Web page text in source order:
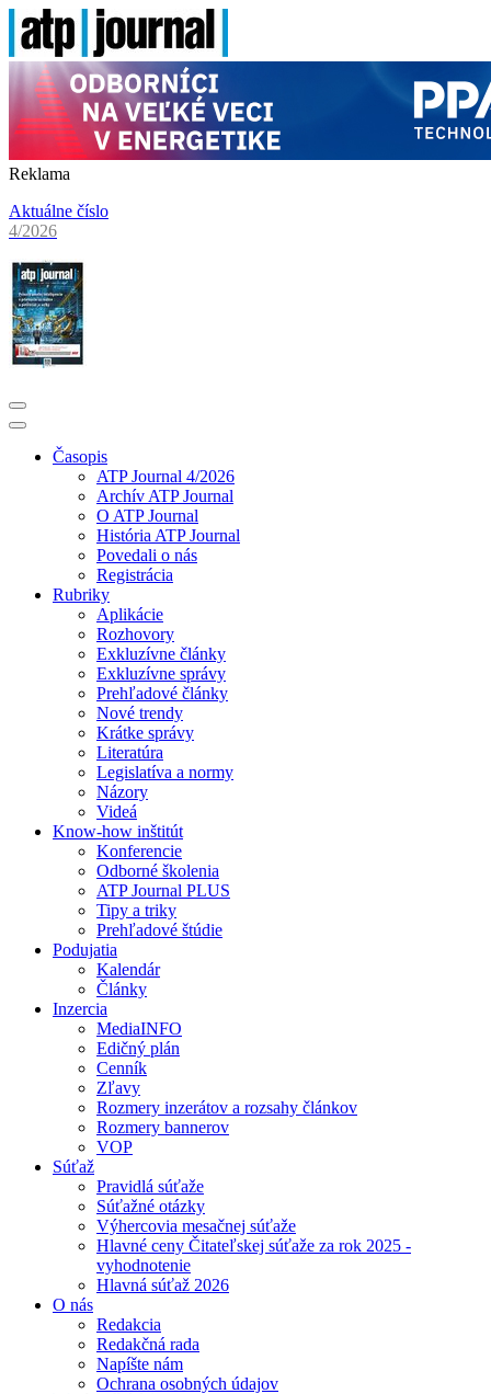
Reklama
Aktuálne číslo
4/2026
Časopis
ATP Journal 4/2026
Archív ATP Journal
O ATP Journal
História ATP Journal
Povedali o nás
Registrácia
Rubriky
Aplikácie
Rozhovory
Exkluzívne články
Exkluzívne správy
Prehľadové články
Nové trendy
Krátke správy
Literatúra
Legislatíva a normy
Názory
Videá
Know-how inštitút
Konferencie
Odborné školenia
ATP Journal PLUS
Tipy a triky
Prehľadové štúdie
Podujatia
Kalendár
Články
Inzercia
MediaINFO
Edičný plán
Cenník
Zľavy
Rozmery inzerátov a rozsahy článkov
Rozmery bannerov
VOP
Súťaž
Pravidlá súťaže
Súťažné otázky
Výhercovia mesačnej súťaže
Hlavné ceny Čitateľskej súťaže za rok 2025 -
vyhodnotenie
Hlavná súťaž 2026
O nás
Redakcia
Redakčná rada
Napíšte nám
Ochrana osobných údajov